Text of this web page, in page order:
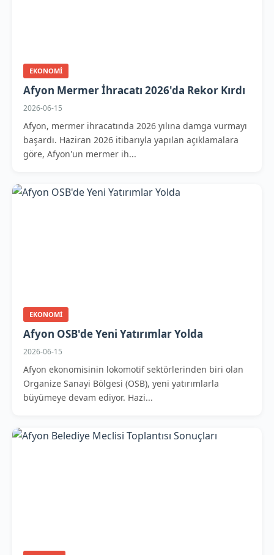
EKONOMI
Afyon Mermer İhracatı 2026'da Rekor Kırdı
2026-06-15
Afyon, mermer ihracatında 2026 yılına damga vurmayı
başardı. Haziran 2026 itibarıyla yapılan açıklamalara
göre, Afyon'un mermer ih...
EKONOMI
Afyon OSB'de Yeni Yatırımlar Yolda
2026-06-15
Afyon ekonomisinin lokomotif sektörlerinden biri olan
Organize Sanayi Bölgesi (OSB), yeni yatırımlarla
büyümeye devam ediyor. Hazi...